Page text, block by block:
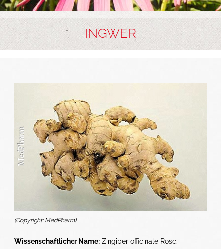
INGWER
(Copyright: MedPharm)
Wissenschaftlicher Name: Zingiber officinale Rosc.